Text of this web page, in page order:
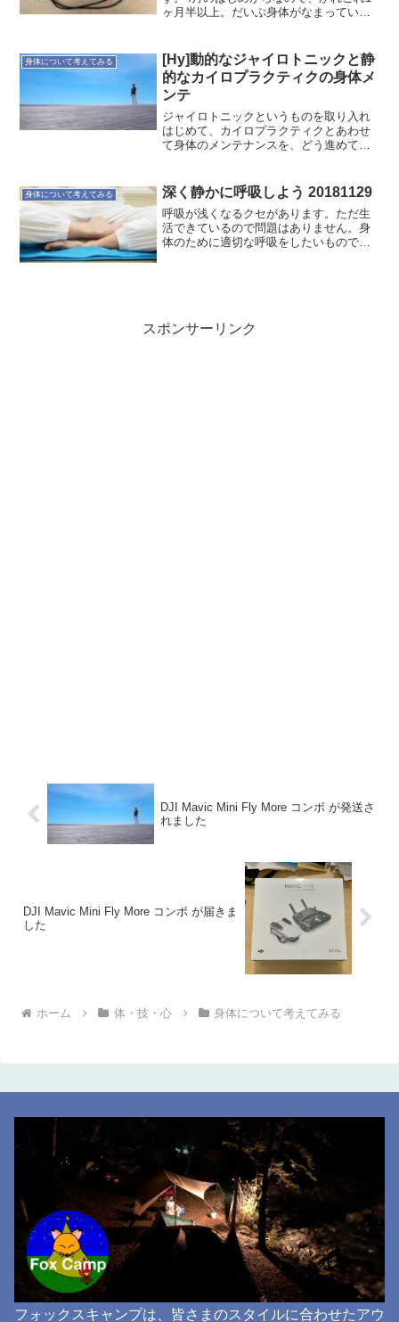
ヶ月半以上。だいぶ身体がなまっていま
無くなったので加速してます。はじめは
部屋のリモートワーク対応...
身体について考えてみる
[Hy]動的なジャイロトニックと静
的なカイロプラクティクの身体メ
ンテ
ジャイロトニックというものを取り入れ
はじめて、カイロプラクティクとあわせ
て身体のメンテナンスを、どう進めて行
況に対応でき”バテない身体”をどうつくる
かというのがありま...
身体について考えてみる 深く静かに呼吸しよう 20181129
呼吸が浅くなるクセがあります。ただ生
活できているので問題はありません。身
体のために適切な呼吸をしたいもので
スポンサーリンク
DJI Mavic Mini Fly More コンボ が発送さ
れました
DJI Mavic Mini Fly More コンボ が届きま
した
ホーム 体・技・心 身体について考えてみる
フォックスキャンプは、皆さまのスタイルに合わせたアウ